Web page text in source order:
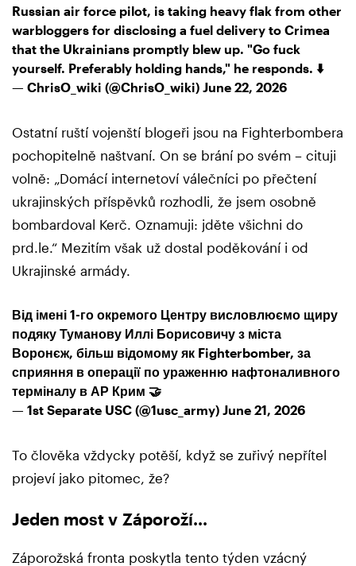
Russian air force pilot, is taking heavy flak from other
warbloggers for disclosing a fuel delivery to Crimea
that the Ukrainians promptly blew up. "Go fuck
yourself. Preferably holding hands," he responds. ⬇️
— ChrisO_wiki (@ChrisO_wiki) June 22, 2026
Ostatní ruští vojenští blogeři jsou na Fighterbombera
pochopitelně naštvaní. On se brání po svém – cituji
volně: „Domácí internetoví válečníci po přečtení
ukrajinských příspěvků rozhodli, že jsem osobně
bombardoval Kerč. Oznamuji: jděte všichni do
prd.le.“ Mezitím však už dostal poděkování i od
Ukrajinské armády.
Від імені 1-го окремого Центру висловлюємо щиру
подяку Туманову Иллі Борисовичу з міста
Воронєж, більш відомому як Fighterbomber, за
сприяння в операції по ураженню нафтоналивного
терміналу в АР Крим 🤝
— 1st Separate USC (@1usc_army) June 21, 2026
To člověka vždycky potěší, když se zuřivý nepřítel
projeví jako pitomec, že?
Jeden most v Záporoží...
Záporožská fronta poskytla tento týden vzácný